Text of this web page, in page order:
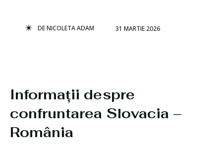
DENICOLETA ADAM 31 MARTIE 2026
Informații despre
confruntarea Slovacia –
România